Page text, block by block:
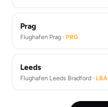
Prag
Flughafen Prag · PRG
Leeds
Flughafen Leeds Bradford · LBA